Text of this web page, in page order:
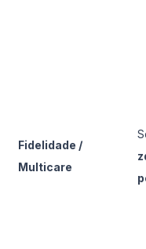
Fidelidade /
Multicare